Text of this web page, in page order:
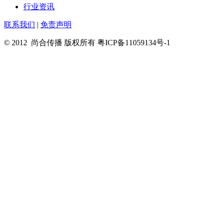
行业资讯
联系我们 | 免责声明
© 2012 尚合传播 版权所有 粤ICP备11059134号-1